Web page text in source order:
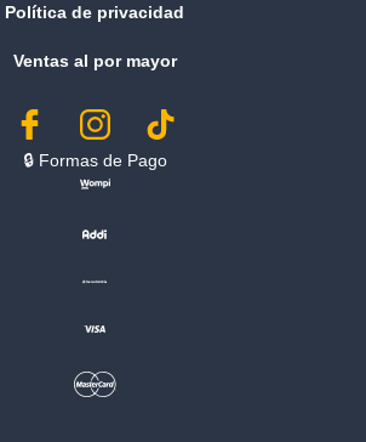
Política de privacidad
Ventas al por mayor
🔒︎ Formas de Pago